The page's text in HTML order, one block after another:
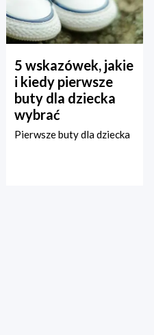
5 wskazówek, jakie
i kiedy pierwsze
buty dla dziecka
wybrać
Pierwsze buty dla dziecka